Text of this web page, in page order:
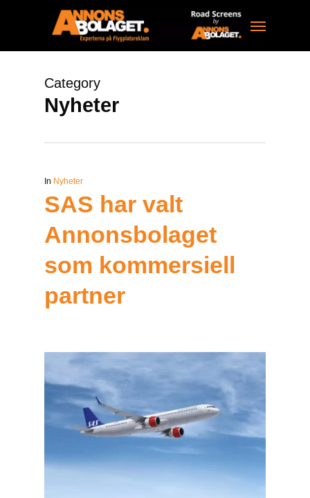
Menu
Category
Nyheter
In Nyheter
SAS har valt
Annonsbolaget
som kommersiell
partner